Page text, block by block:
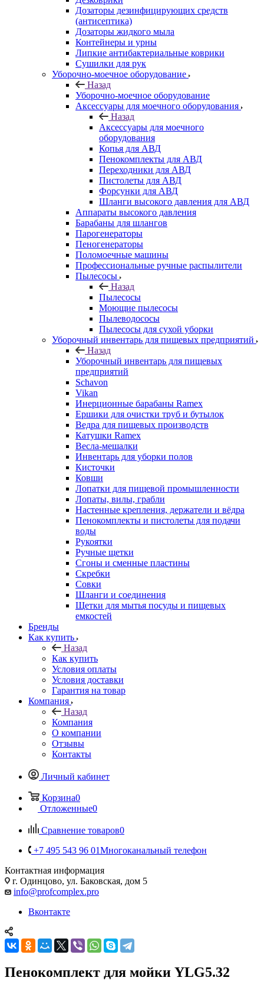
Дозаторы дезинфицирующих средств
(антисептика)
Дозаторы жидкого мыла
Контейнеры и урны
Липкие антибактериальные коврики
Сушилки для рук
Уборочно-моечное оборудование
Назад
Уборочно-моечное оборудование
Аксессуары для моечного оборудования
Назад
Аксессуары для моечного
оборудования
Копья для АВД
Пенокомплекты для АВД
Переходники для АВД
Пистолеты для АВД
Форсунки для АВД
Шланги высокого давления для АВД
Аппараты высокого давления
Барабаны для шлангов
Парогенераторы
Пеногенераторы
Поломоечные машины
Профессиональные ручные распылители
Пылесосы
Назад
Пылесосы
Моющие пылесосы
Пылеводососы
Пылесосы для сухой уборки
Уборочный инвентарь для пищевых предприятий
Назад
Уборочный инвентарь для пищевых
предприятий
Schavon
Vikan
Инерционные барабаны Ramex
Ершики для очистки труб и бутылок
Ведра для пищевых производств
Катушки Ramex
Весла-мешалки
Инвентарь для уборки полов
Кисточки
Ковши
Лопатки для пищевой промышленности
Лопаты, вилы, грабли
Настенные крепления, держатели и вёдра
Пенокомплекты и пистолеты для подачи
воды
Рукоятки
Ручные щетки
Сгоны и сменные пластины
Скребки
Совки
Шланги и соединения
Щетки для мытья посуды и пищевых
емкостей
Бренды
Как купить
Назад
Как купить
Условия оплаты
Условия доставки
Гарантия на товар
Компания
Назад
Компания
О компании
Отзывы
Контакты
Личный кабинет
Корзина0
Отложенные0
Сравнение товаров0
+7 495 543 96 01Многоканальный телефон
Контактная информация
г. Одинцово, ул. Баковская, дом 5
info@profcomplex.pro
Вконтакте
Пенокомплект для мойки YLG5.32